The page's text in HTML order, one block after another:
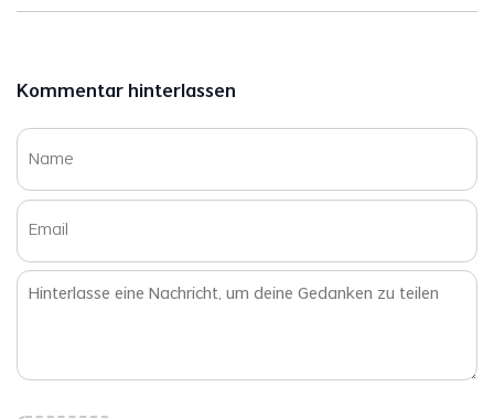
Kommentar hinterlassen